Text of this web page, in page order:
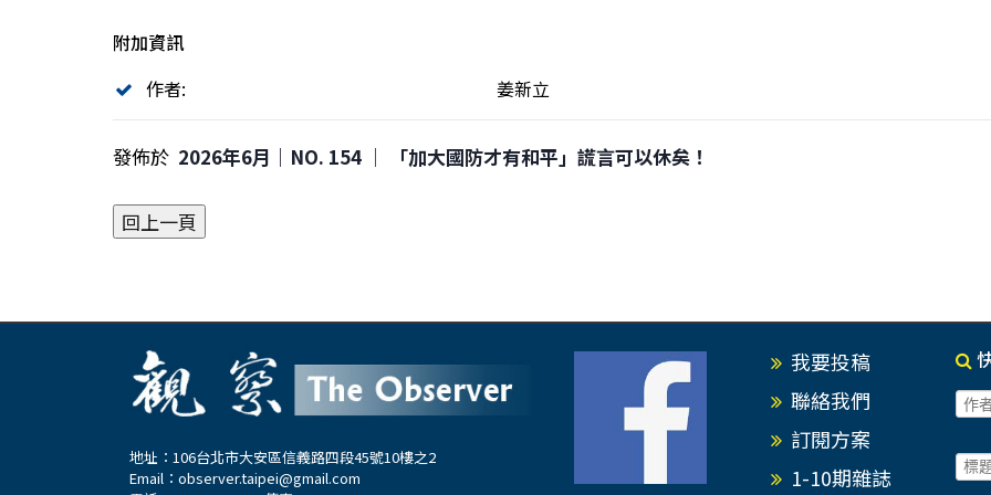
附加資訊
作者:
姜新立
發佈於 2026年6月｜NO. 154 │ 「加大國防才有和平」謊言可以休矣！
地址：106台北市大安區信義路四段45號10樓之2
Email： observer.taipei@gmail.com
我要投稿
聯絡我們
訂閱方案
1-10期雜誌